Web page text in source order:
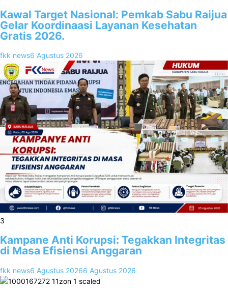
Kawal Target Nasional: Pemkab Sabu Raijua
Gelar Koordinaasi Layanan Kesehatan
Gratis 2026.
fkk news6 Agustus 2026
3
Kampane Anti Korupsi: Tegakkan Integritas
di Masa Efisiensi Anggaran
fkk news6 Agustus 20266 Agustus 2026